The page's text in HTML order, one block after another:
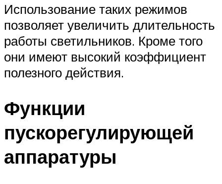
Использование таких режимов
позволяет увеличить длительность
работы светильников. Кроме того
они имеют высокий коэффициент
полезного действия.
Функции
пускорегулирующей
аппаратуры